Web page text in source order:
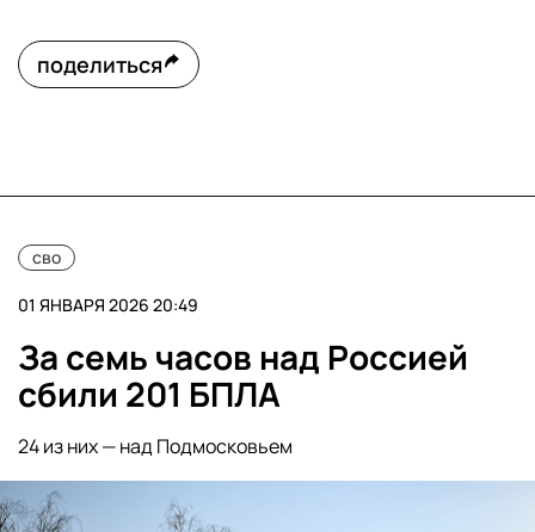
поделиться
сво
01 ЯНВАРЯ 2026 20:49
За семь часов над Россией
сбили 201 БПЛА
24 из них — над Подмосковьем